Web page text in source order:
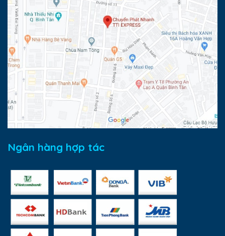
Ngân hàng hợp tác